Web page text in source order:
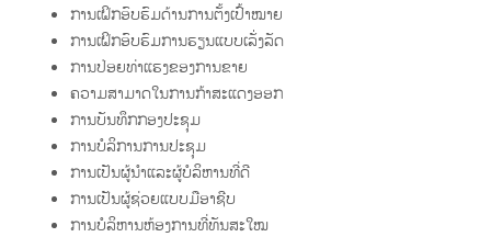
ການເຝິກອົບຮົມດ້ານການຕັ້ງເປົ້າໝາຍ
ການເຝິກອົບຮົມການຮຽນແບບເລັ່ງລັດ
ການປ່ອຍທ່າແຮງຂອງການຂາຍ
ຄວາມສາມາດໃນການກ້າສະແດງອອກ
ການບັນທຶກກອງປະຊຸມ
ການບໍລິການການປະຊຸມ
ການເປັນຜູ້ນຳແລະຜູ້ບໍລິຫານທີ່ດີ
ການເປັນຜູ້ຊ່ວຍແບບມືອາຊີບ
ການບໍລິຫານຫ້ອງການທີ່ທັນສະໃໝ